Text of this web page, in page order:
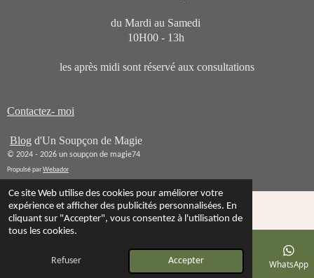
Ce site Web utilise des cookies pour améliorer votre
expérience et afficher des publicités personnalisées. En
cliquant sur "Accepter", vous consentez à l'utilisation de
tous les cookies.
Refuser Accepter
du Mardi au Samedi
10H00 - 13h
les après midi sont réservé aux consultations
Contactez- moi
Blog d'Un Soupçon de Magie
© 2024 - 2026 un soupçon de magie74
Propulsé parWebador
Téléphone Carte WhatsApp